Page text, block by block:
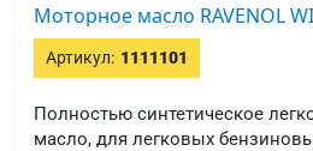
Моторное масло RAVENOL
Артикул: 1111101
Полностью синтетическое
масло, для легковых